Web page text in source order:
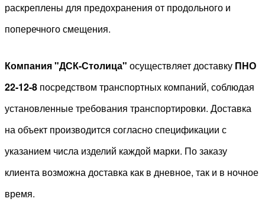
раскреплены для предохранения от продольного и
поперечного смещения.
Компания "ДСК-Столица" осуществляет доставку ПНО
22-12-8 посредством транспортных компаний, соблюдая
установленные требования транспортировки. Доставка
на объект производится согласно спецификации с
указанием числа изделий каждой марки. По заказу
клиента возможна доставка как в дневное, так и в ночное
время.